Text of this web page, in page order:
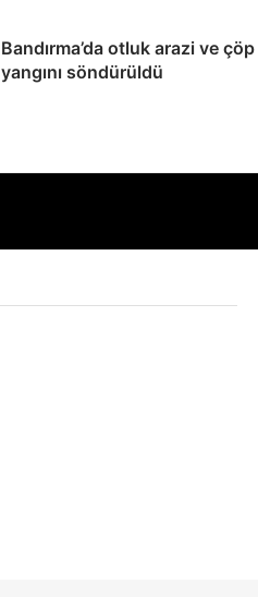
Bandırma’da otluk arazi ve çöp
yangını söndürüldü